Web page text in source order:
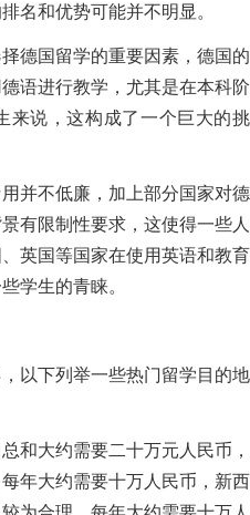
名和优势可能并不明显。
德国留学的重要因素，德国的
语进行教学，尤其是在本科阶
来说，这构成了一个巨大的挑
并不低廉，加上部分国家对德
有限制性要求，这使得一些人
英国等国家在使用英语和教育
学生的青睐。
以下列举一些热门留学目的地
和大约需要二十万元人民币，
年大约需要十万人民币，新西